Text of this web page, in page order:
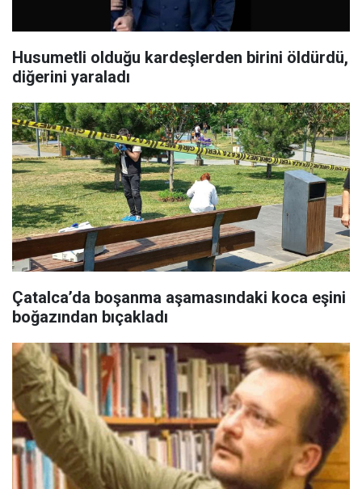
Husumetli olduğu kardeşlerden birini öldürdü,
diğerini yaraladı
Çatalca’da boşanma aşamasındaki koca eşini
boğazından bıçakladı